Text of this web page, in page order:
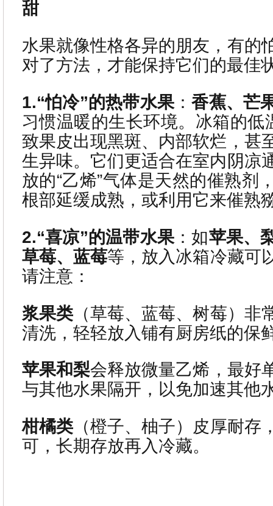
甜
水果就像性格各异的朋友，有的
对了方法，才能保持它们的最佳
1.“怕冷”的热带水果 ：香蕉、芒
习惯温暖的生长环境。冰箱的低
致果皮出现黑斑、内部软烂，甚
生异味。它们更适合在室内阴凉
放的“乙烯”气体是天然的催熟剂
根部延缓成熟，或利用它来催熟
2.“喜凉”的温带水果 ：如苹果、
草莓、蓝莓等，放入冰箱冷藏可
请注意：
浆果类 （草莓、蓝莓、树莓）非
清洗，轻轻放入铺有厨房纸的保
苹果和梨会释放微量乙烯，最好
与其他水果隔开，以免加速其他
柑橘类 （橙子、柚子）皮厚耐存
可，长期存放再入冷藏。